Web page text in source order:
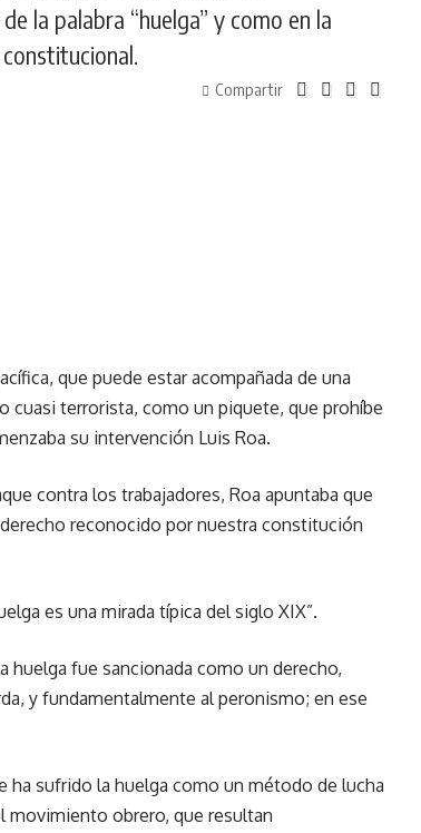
la palabra “huelga” y como en la
Compartir
que puede estar acompañada de una
terrorista, como un piquete, que prohíbe
su intervención Luis Roa.
contra los trabajadores, Roa apuntaba que
reconocido por nuestra constitución
es una mirada típica del siglo XIX”.
huelga fue sancionada como un derecho,
y fundamentalmente al peronismo; en ese
ha sufrido la huelga como un método de lucha
movimiento obrero, que resultan